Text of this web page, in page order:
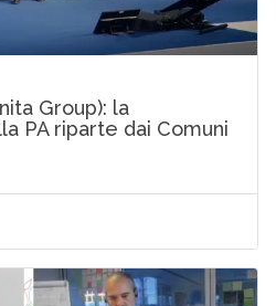
Group): la
PA riparte dai Comuni